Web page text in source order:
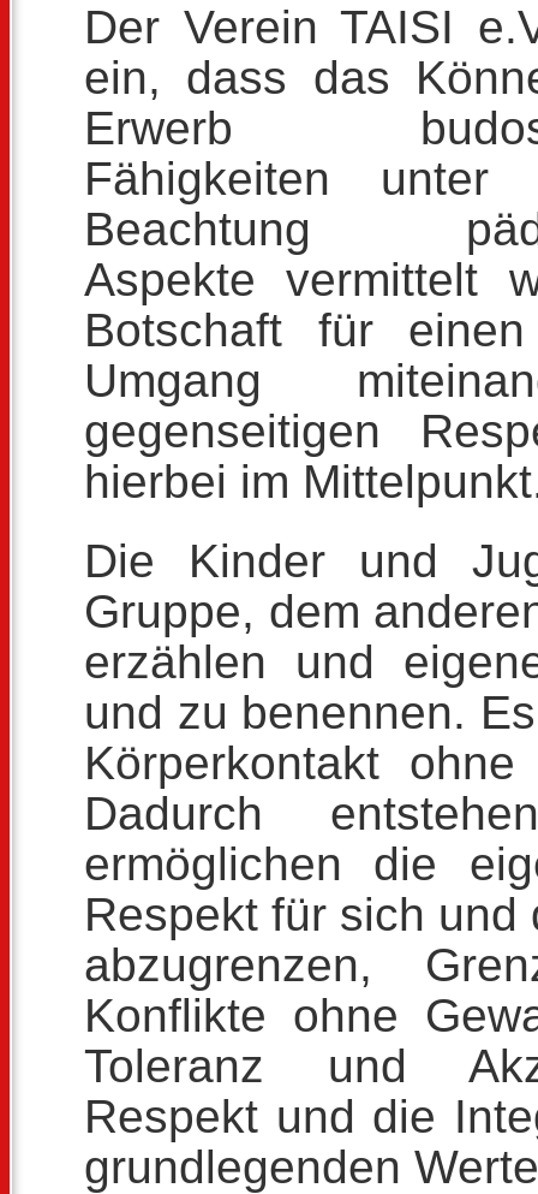
Der Verein TAISI
ein, dass das
Erwerb
Fähigkeiten unter
Beachtung
Aspekte vermittelt
Botschaft für
Umgang
gegenseitigen
hierbei im
Die Kinder und
Gruppe, dem
erzählen und
und zu benennen.
Körperkontakt
Dadurch
ermöglichen die
Respekt für sich
abzugrenzen,
Konflikte ohne
Toleranz und
Respekt und die
grundlegenden